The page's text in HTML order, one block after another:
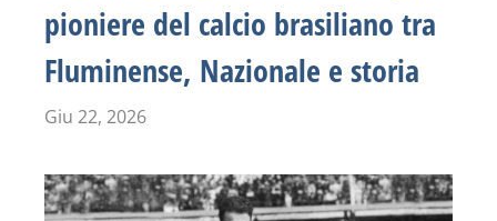
pioniere del calcio brasiliano tra
Fluminense, Nazionale e storia
Giu 22, 2026